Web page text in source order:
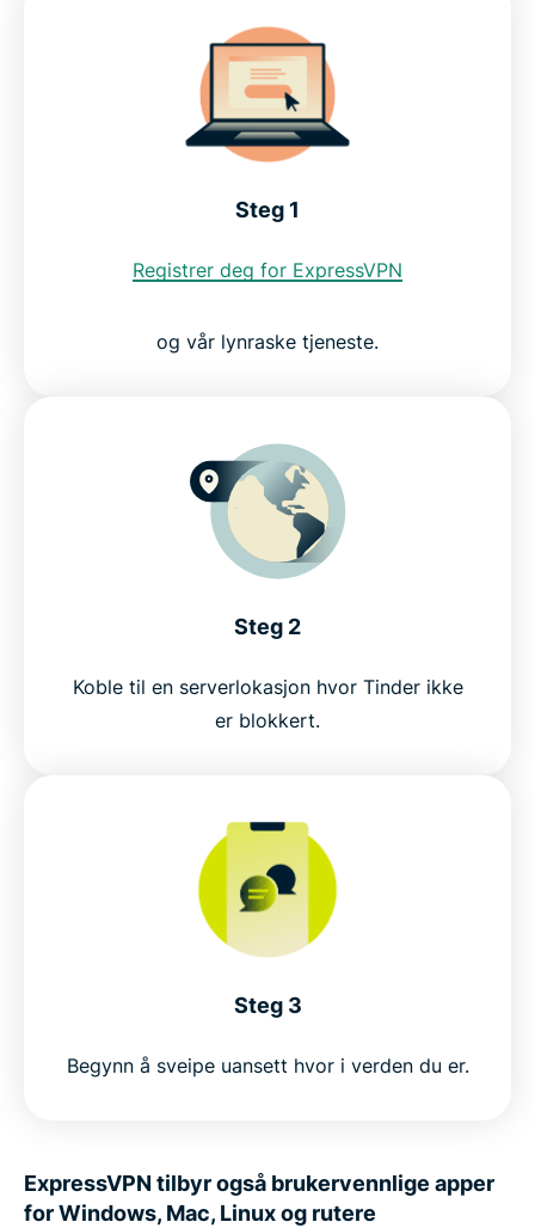
Hvordan lar et VPN deg få tilgang til Tinder?
Kan det være en match?
Ofte stilte spørsmål: Få tilgang til Tinder med et
Prøv ExpressVPN uten risiko i dag
Steg 1
Registrer deg for ExpressVPN
og vår lynraske tjeneste.
Steg 2
Koble til en serverlokasjon hvor Tinder ikke
er blokkert.
Steg 3
Begynn å sveipe uansett hvor i verden du er.
ExpressVPN tilbyr også brukervennlige apper
for Windows, Mac, Linux og rutere